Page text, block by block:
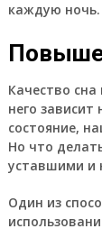
каждую ночь.
Качество
него
состояние,
Но что
уставшими и
Один из